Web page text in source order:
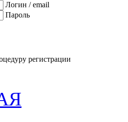
Логин / email
Пароль
регистрации